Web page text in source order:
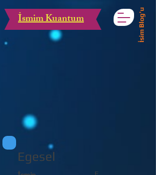
İsmim Kuantum İsim Blog'u
Egesel